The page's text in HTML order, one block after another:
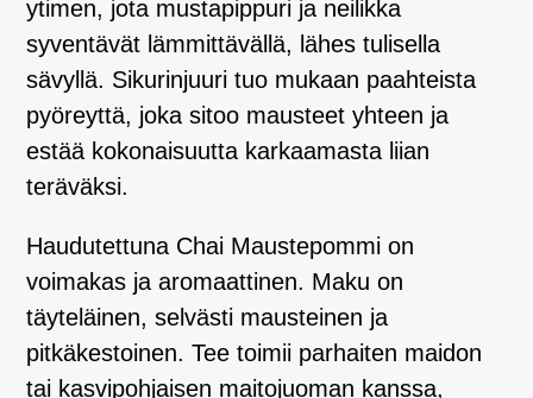
ytimen, jota mustapippuri ja neilikka
syventävät lämmittävällä, lähes tulisella
sävyllä. Sikurinjuuri tuo mukaan paahteista
pyöreyttä, joka sitoo mausteet yhteen ja
estää kokonaisuutta karkaamasta liian
teräväksi.
Haudutettuna Chai Maustepommi on
voimakas ja aromaattinen. Maku on
täyteläinen, selvästi mausteinen ja
pitkäkestoinen. Tee toimii parhaiten maidon
tai kasvipohjaisen maitojuoman kanssa,